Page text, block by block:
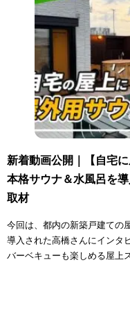
新着動画公開｜【自宅
本格サウナ＆水風呂を
取材
今回は、都内の新築戸建ての
導入された高橋さんにインタ
バーベキューも楽しめる屋上